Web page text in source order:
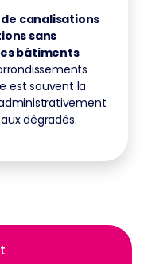
canalisations
sans
bâtiments
est souvent la
dégradés.